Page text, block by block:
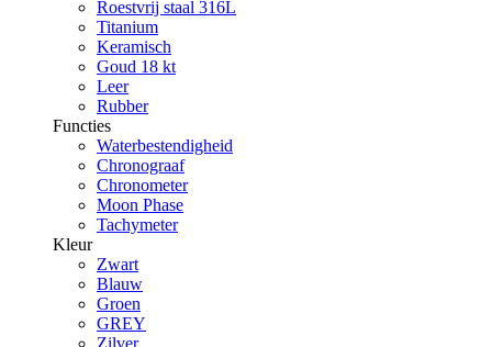
Roestvrij staal 316L
Titanium
Keramisch
Goud 18 kt
Leer
Rubber
Functies
Waterbestendigheid
Chronograaf
Chronometer
Moon Phase
Tachymeter
Kleur
Zwart
Blauw
Groen
GREY